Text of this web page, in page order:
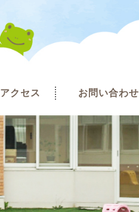
アクセス お問い合わせ